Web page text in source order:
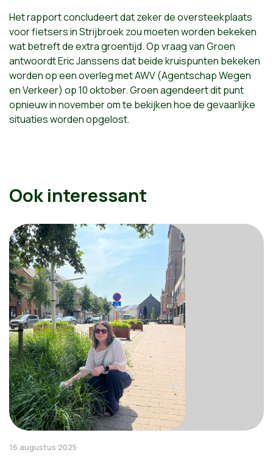
Het rapport concludeert dat zeker de oversteekplaats
voor fietsers in Strijbroek zou moeten worden bekeken
wat betreft de extra groentijd. Op vraag van Groen
antwoordt Eric Janssens dat beide kruispunten bekeken
worden op een overleg met AWV (Agentschap Wegen
en Verkeer) op 10 oktober. Groen agendeert dit punt
opnieuw in november om te bekijken hoe de gevaarlijke
situaties worden opgelost.
Ook interessant
16 augustus 2025